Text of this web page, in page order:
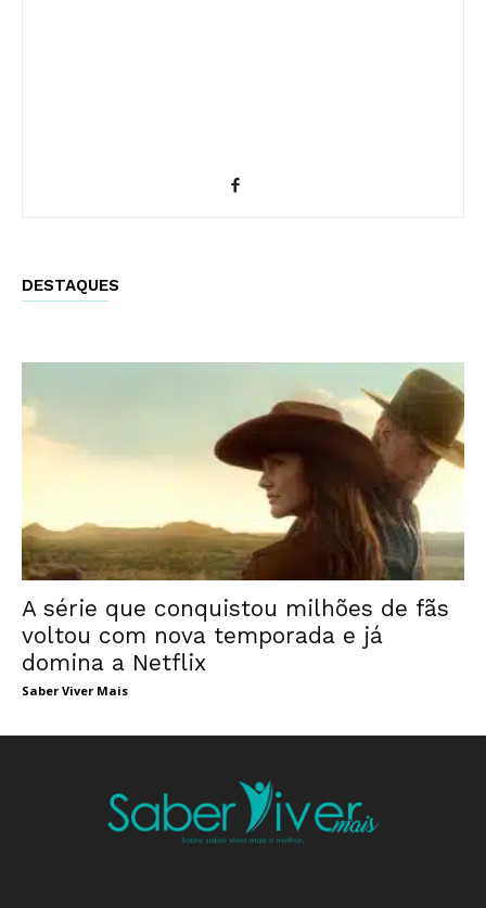
DESTAQUES
A série que conquistou milhões de fãs
voltou com nova temporada e já
domina a Netflix
Saber Viver Mais